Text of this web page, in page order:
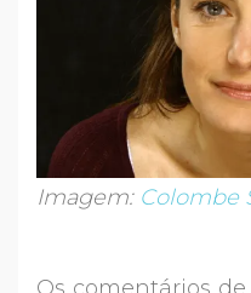
Imagem: Colombe
Os comentários